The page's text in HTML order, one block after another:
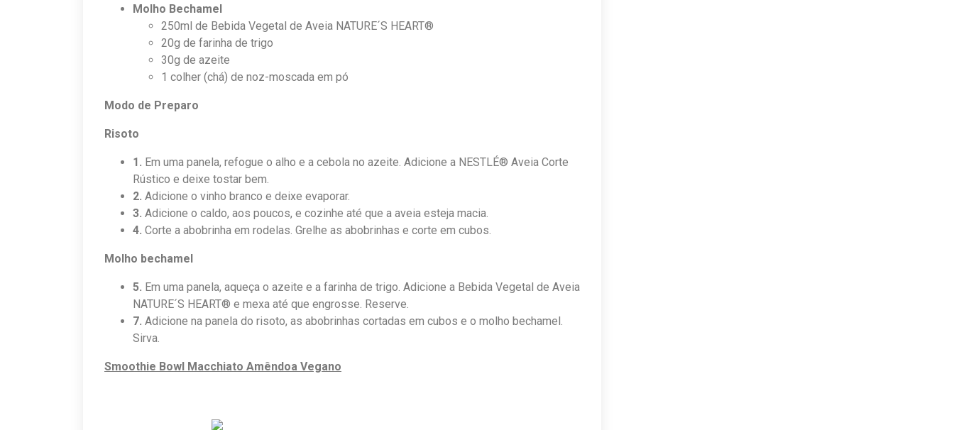
Molho Bechamel
250ml de Bebida Vegetal de Aveia NATURE´S HEART®
20g de farinha de trigo
30g de azeite
1 colher (chá) de noz-moscada em pó
Modo de Preparo
Risoto
1. Em uma panela, refogue o alho e a cebola no azeite. Adicione a NESTLÉ® Aveia Corte
Rústico e deixe tostar bem.
2. Adicione o vinho branco e deixe evaporar.
3. Adicione o caldo, aos poucos, e cozinhe até que a aveia esteja macia.
4. Corte a abobrinha em rodelas. Grelhe as abobrinhas e corte em cubos.
Molho bechamel
5. Em uma panela, aqueça o azeite e a farinha de trigo. Adicione a Bebida Vegetal de Aveia
NATURE´S HEART® e mexa até que engrosse. Reserve.
7. Adicione na panela do risoto, as abobrinhas cortadas em cubos e o molho bechamel.
Sirva.
Smoothie Bowl Macchiato Amêndoa Vegano